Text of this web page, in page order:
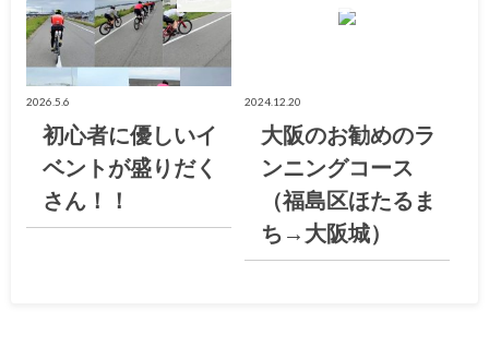
2026.5.6
初心者に優しいイ
ベントが盛りだく
さん！！
2024.12.20
大阪のお勧めのラ
ンニングコース
（福島区ほたるま
ち→大阪城）